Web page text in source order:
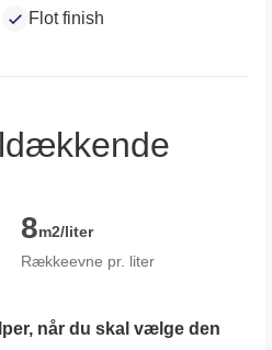
Flot finish
8m2/liter
Rækkeevne pr. liter
når du skal vælge den